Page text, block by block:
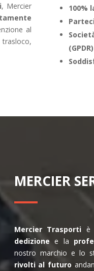
, Mercier
al
trasloco,
100%
(GPDR)
MERCIER
Mercier Trasporti è
dedizione e la
nostro marchio e lo
rivolti al futuro